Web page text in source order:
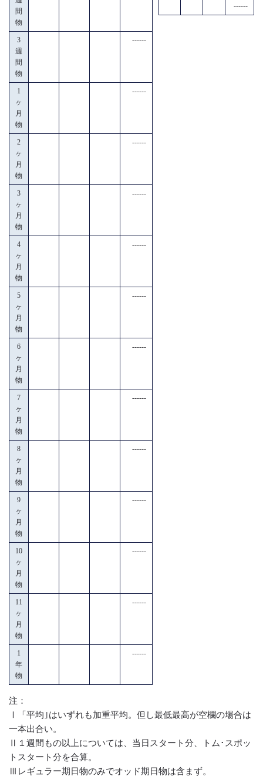
間
物
3
週
間
物
------
1
ヶ
月
物
------
2
ヶ
月
物
------
3
ヶ
月
物
------
4
ヶ
月
物
------
5
ヶ
月
物
------
6
ヶ
月
物
------
7
ヶ
月
物
------
8
ヶ
月
物
------
9
ヶ
月
物
------
10
ヶ
月
物
------
11
ヶ
月
物
------
1
年
物
------
------
注：
Ⅰ「平均｣はいずれも加重平均。但し最低最高が空欄の場合は
一本出合い。
Ⅱ１週間もの以上については、当日スタート分、トム･スポッ
トスタート分を合算。
Ⅲレギュラー期日物のみでオッド期日物は含まず。